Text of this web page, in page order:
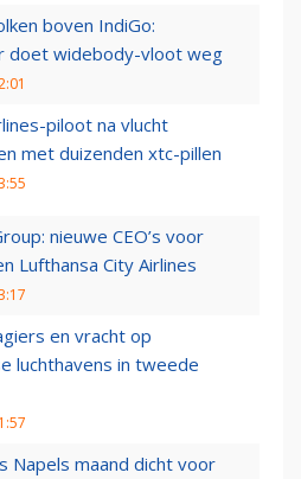
boven IndiGo:
doet widebody-vloot weg
piloot na vlucht
met duizenden xtc-pillen
nieuwe CEO’s voor
Lufthansa City Airlines
en vracht op
luchthavens in tweede
Napels maand dicht voor